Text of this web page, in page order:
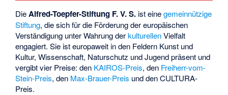
DieAlfred-Toepfer-Stiftung F. V. S. ist einegemeinnützige
Stiftung, die sich für die Förderung der europäischen
Verständigung unter Wahrung derkulturellenVielfalt
engagiert. Sie ist europaweit in den Feldern Kunst und
Kultur, Wissenschaft, Naturschutz und Jugend präsent und
vergibt vier Preise: den KAIROS-Preis, den Freiherr-vom-
Stein-Preis, den Max-Brauer-Preis und den CULTURA-
Preis.